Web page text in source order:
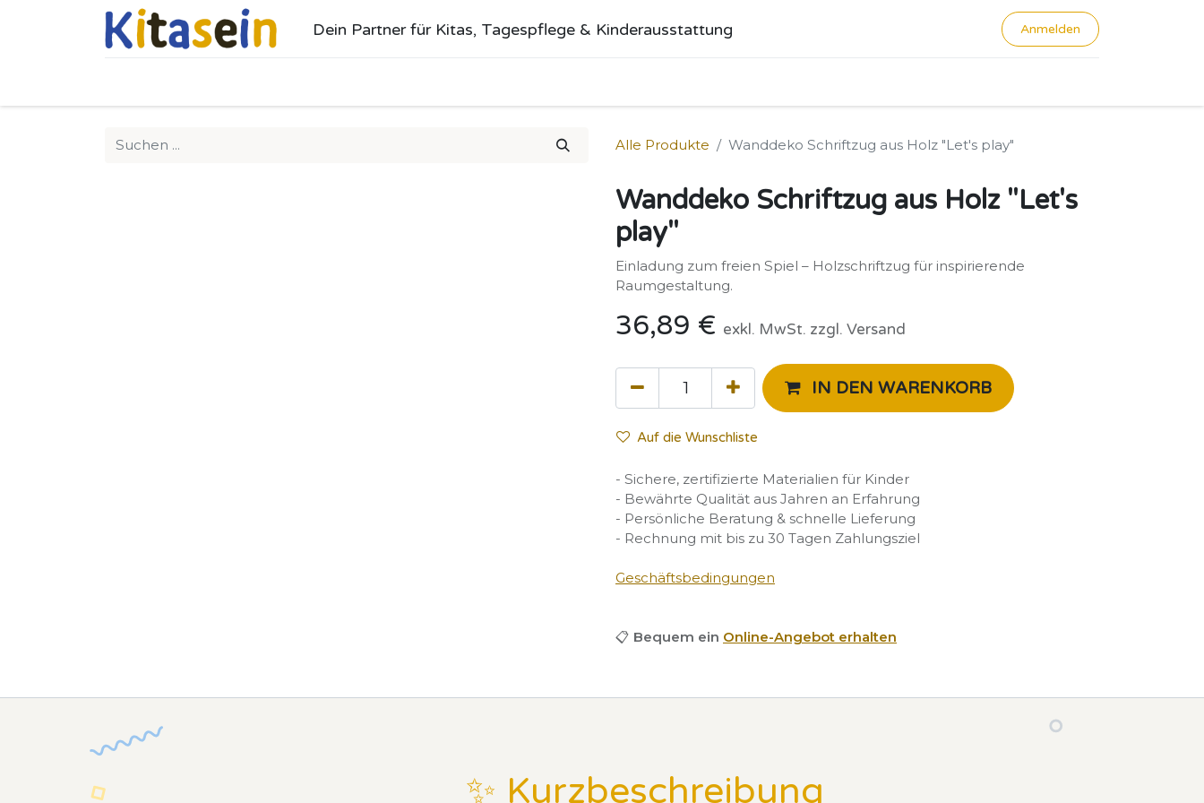
Dein Partner für Kitas, Tagespflege & Kinderausstattung Anmelden
Alle Produkte Wanddeko Schriftzug aus Holz "Let's play"
Wanddeko Schriftzug aus Holz "Let's
play"
Einladung zum freien Spiel – Holzschriftzug für inspirierende
Raumgestaltung.
36,89 € exkl. MwSt. zzgl. Versand
IN DEN WARENKORB
Auf die Wunschliste
- Sichere, zertifizierte Materialien für Kinder
- Bewährte Qualität aus Jahren an Erfahrung
- Persönliche Beratung & schnelle Lieferung
- Rechnung mit bis zu 30 Tagen Zahlungsziel
Geschäftsbedingungen
📋 Bequem ein Online-Angebot erhalten
✨ Kurzbeschreibung